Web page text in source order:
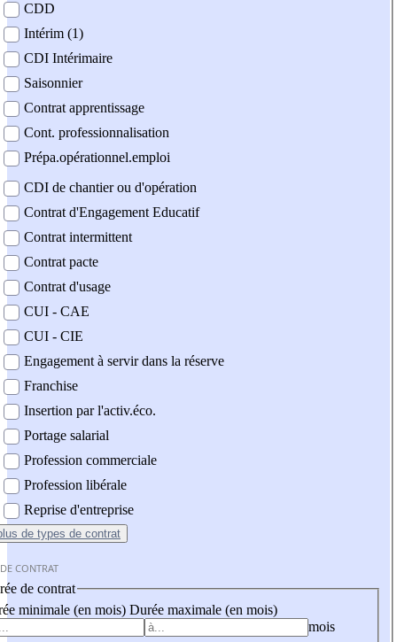
CDD
Intérim (1)
CDI Intérimaire
Saisonnier
Contrat apprentissage
Cont. professionnalisation
Prépa.opérationnel.emploi
CDI de chantier ou d'opération
Contrat d'Engagement Educatif
Contrat intermittent
Contrat pacte
Contrat d'usage
CUI - CAE
CUI - CIE
Engagement à servir dans la réserve
Franchise
Insertion par l'activ.éco.
Portage salarial
Profession commerciale
Profession libérale
Reprise d'entreprise
de types de contrat
CONTRAT
de contrat
minimale (en mois) Durée maximale (en mois)
mois